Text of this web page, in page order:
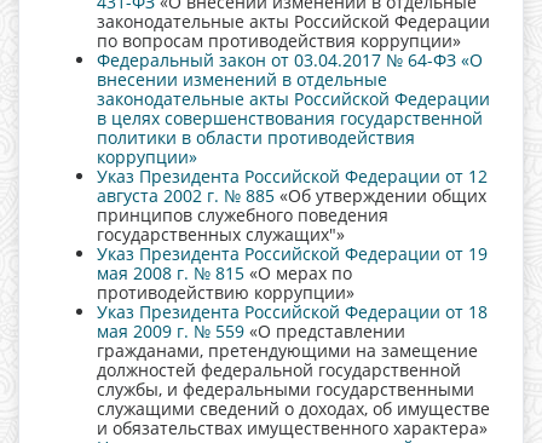
законодательные акты Российской Федерации
по вопросам противодействия коррупции»
Федеральный закон от 03.04.2017 № 64-ФЗ «О
внесении изменений в отдельные
законодательные акты Российской Федерации
в целях совершенствования государственной
политики в области противодействия
коррупции»
Указ Президента Российской Федерации от 12
августа 2002 г. № 885 «Об утверждении общих
принципов служебного поведения
государственных служащих"»
Указ Президента Российской Федерации от 19
мая 2008 г. № 815 «О мерах по
противодействию коррупции»
Указ Президента Российской Федерации от 18
мая 2009 г. № 559 «О представлении
гражданами, претендующими на замещение
должностей федеральной государственной
службы, и федеральными государственными
служащими сведений о доходах, об имуществе
и обязательствах имущественного характера»